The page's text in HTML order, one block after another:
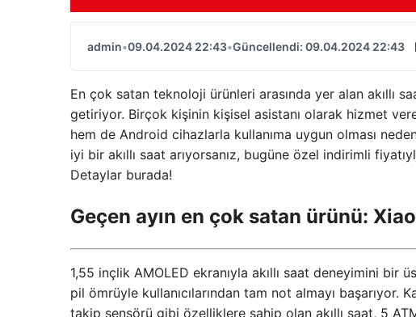
admin•09.04.2024 22:43•Güncellendi: 09.04.2024 22:43
En çok satan teknoloji ürünleri arasında yer alan akıllı
getiriyor. Birçok kişinin kişisel asistanı olarak hizmet
hem de Android cihazlarla kullanıma uygun olması
iyi bir akıllı saat arıyorsanız, bugüne özel indirimli
Detaylar burada!
Geçen ayın en çok satan ürünü:
1,55 inçlik AMOLED ekranıyla akıllı saat deneyimini bir
pil ömrüyle kullanıcılarından tam not almayı başarıyor.
takip sensörü gibi özelliklere sahip olan akıllı saat, 5